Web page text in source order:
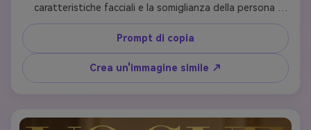
caratteristiche facciali e la somiglianza della persona
aggiungendo un'illuminazione drammatica in studio con un
forte contrasto, creando ombre scalpate sul viso. Stile il
soggetto in haute couture senza tempo con linee pulite.
Aggiungi una tipografia elegante con 'VOGUE' masthead
in alto, titolo 'Timeless Beauty' in carattere serif e sottili
fotografia monocromatica di qualità museale che
Prompt di copia
Crea un'immagine simile ↗